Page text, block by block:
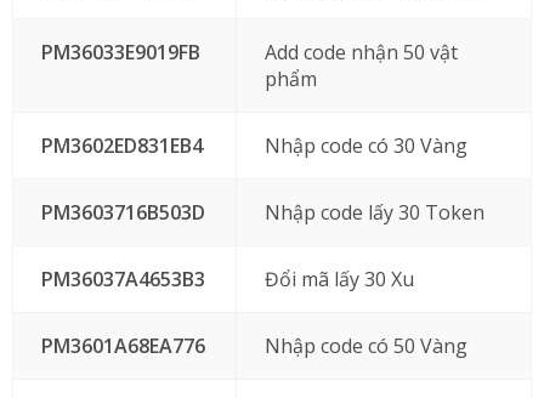
PM36033E9019FB
Add code nhận 50 vật
phẩm
PM3602ED831EB4 Nhập code có 30 Vàng
PM3603716B503D Nhập code lấy 30 Token
PM36037A4653B3 Đổi mã lấy 30 Xu
PM3601A68EA776 Nhập code có 50 Vàng